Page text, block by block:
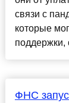
связи с
которые
поддержки,
ФНС